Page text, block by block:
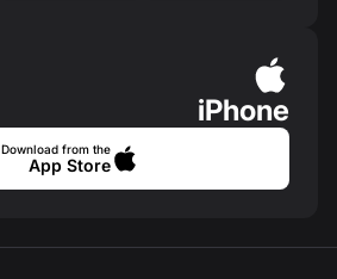
iPhone
Download from the
App Store